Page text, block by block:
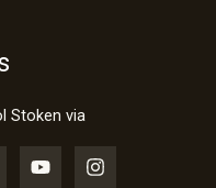
Stoken via